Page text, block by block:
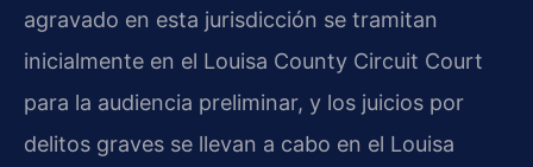
agravado en esta jurisdicción se tramitan
inicialmente en el Louisa County Circuit Court
para la audiencia preliminar, y los juicios por
delitos graves se llevan a cabo en el Louisa